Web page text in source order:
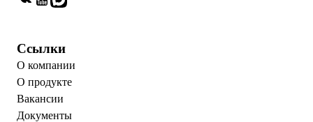
Ссылки
О компании
О продукте
Вакансии
Документы